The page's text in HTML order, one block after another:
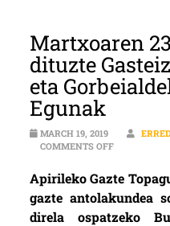
Martxoaren
dituzte
eta
Egunak
MARCH 19, 2019
COMMENTS OFFON
Apirileko Gazte
gazte antolakundea
direla ospatzeko